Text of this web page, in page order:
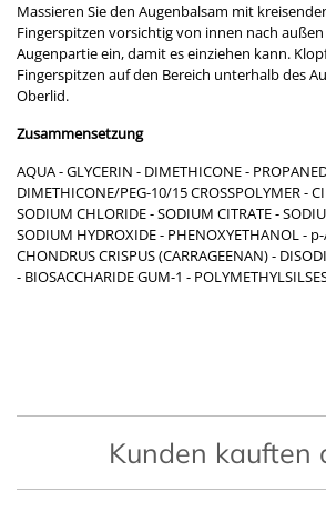
Massieren Sie den Augenbalsam mit
Fingerspitzen vorsichtig von innen nach
Augenpartie ein, damit es einziehen kann.
Fingerspitzen auf den Bereich unterhalb des
Oberlid.
Zusammensetzung
AQUA - GLYCERIN - DIMETHICONE -
DIMETHICONE/PEG-10/15 CROSSPOLYMER -
SODIUM CHLORIDE - SODIUM CITRATE -
SODIUM HYDROXIDE - PHENOXYETHANOL -
CHONDRUS CRISPUS (CARRAGEENAN) -
- BIOSACCHARIDE GUM-1 -
Kunden kauften